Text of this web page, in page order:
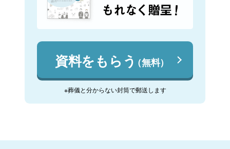
資料をもらう（無料）
※葬儀と分からない封筒で郵送します